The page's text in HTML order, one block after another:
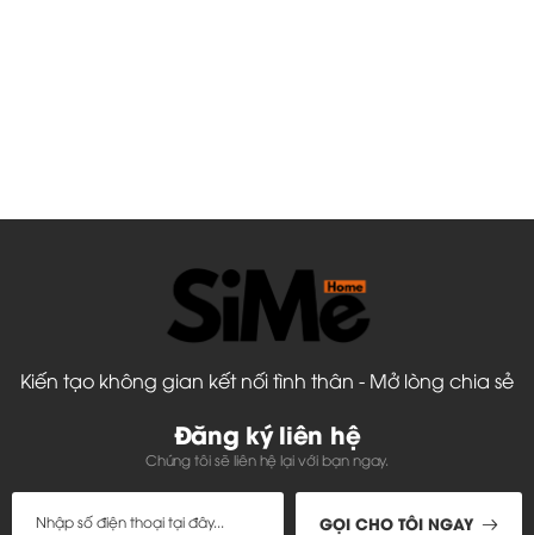
Kiến tạo không gian kết nối tình thân - Mở lòng chia sẻ
Đăng ký liên hệ
Chúng tôi sẽ liên hệ lại với bạn ngay.
GỌI CHO TÔI NGAY